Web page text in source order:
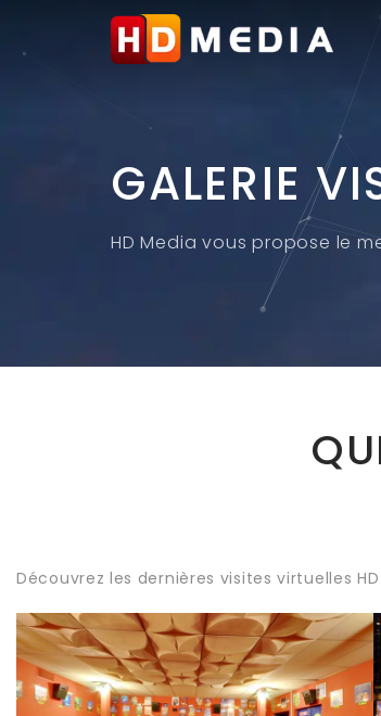
GALERIE
HD Media vous propose le
Découvrez les dernières visites virtuelles